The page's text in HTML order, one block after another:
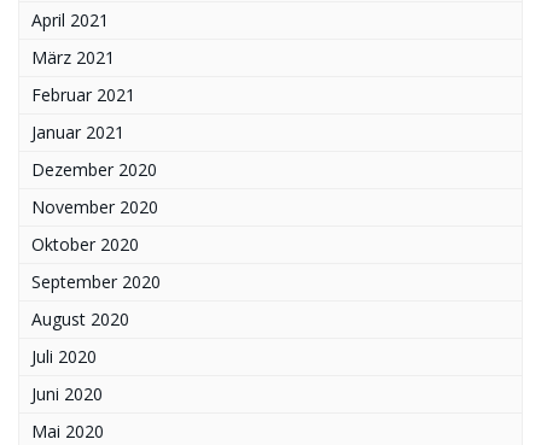
April 2021
März 2021
Februar 2021
Januar 2021
Dezember 2020
November 2020
Oktober 2020
September 2020
August 2020
Juli 2020
Juni 2020
Mai 2020